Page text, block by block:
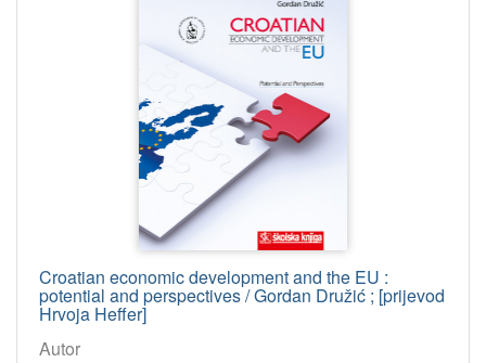
Croatian economic development and the EU :
potential and perspectives / Gordan Družić ; [prijevod
Hrvoja Heffer]
Autor